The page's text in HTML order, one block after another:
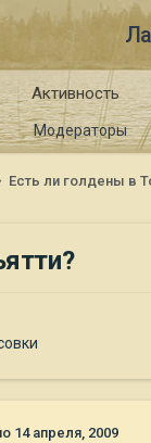
Модераторы
Активность
Есть ли голдены в
14 апреля, 2009